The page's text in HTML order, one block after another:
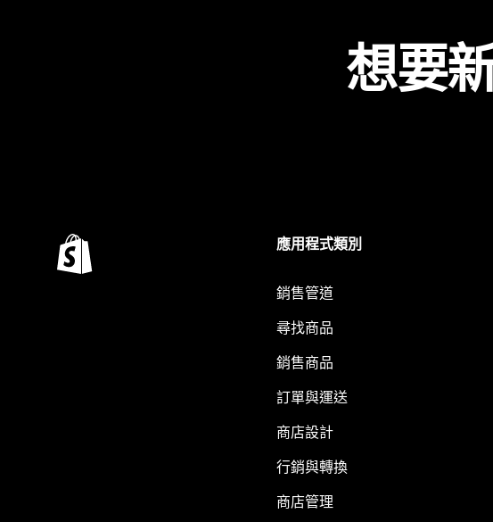
想要
應用程式類別
銷售管道
尋找商品
銷售商品
訂單與運送
商店設計
行銷與轉換
商店管理